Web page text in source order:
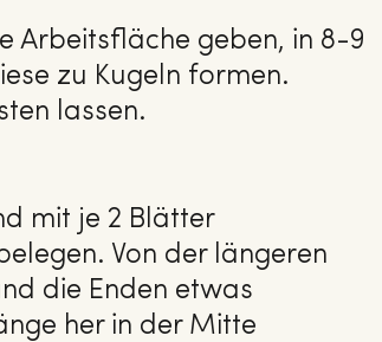
Arbeitsfläche geben, in 8-9
zu Kugeln formen.
lassen.
mit je 2 Blätter
Von der längeren
die Enden etwas
her in der Mitte